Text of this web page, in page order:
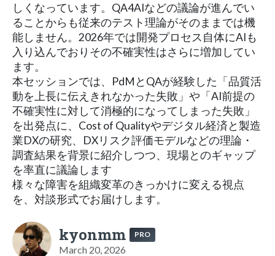
しくなっています。QA4AIなどの議論が進んでい
ることからも従来のテスト理論がそのままでは機
能しません。2026年では開発プロセス自体にAIも
入り込んでおりその不確実性はさらに増加してい
ます。
本セッションでは、PdMとQAが経験した「品質活
動を上長に伝えきれなかった失敗」や「AI前提の
不確実性に対して消極的になってしまった失敗」
を出発点に、Cost of Qualityやデジタル経済と製造
業DXの研究、DXリスク評価モデルなどの理論・
調査結果を背景に紹介しつつ、現場とのギャップ
を率直に議論します
様々な障害を組織変革のきっかけに変える視点
を、対談形式でお届けします。
kyonmm PRO
March 20, 2026